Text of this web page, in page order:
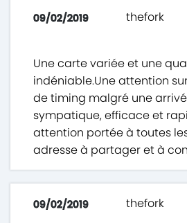
09/02/2019 thefork
Une carte variée et une
indéniable.Une attention
de timing malgré une
sympatique, efficace et
attention portée à toutes
adresse à partager et à
09/02/2019 thefork